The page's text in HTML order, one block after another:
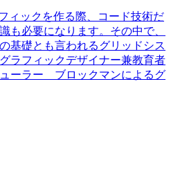
ィックを作る際、コード技術だ
も必要になります。その中で、
基礎とも言われるグリッドシス
ラフィックデザイナー兼教育者
ーラー゠ブロックマンによるグ